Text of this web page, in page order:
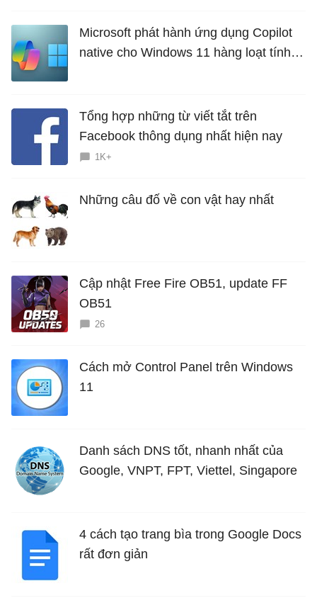
Microsoft phát hành ứng dụng Copilot
native cho Windows 11 hàng loạt tính
Tổng hợp những từ viết tắt trên
Facebook thông dụng nhất hiện nay
1K+
Những câu đố về con vật hay nhất
Cập nhật Free Fire OB51, update FF
OB51
26
Cách mở Control Panel trên Windows
11
Danh sách DNS tốt, nhanh nhất của
Google, VNPT, FPT, Viettel, Singapore
4 cách tạo trang bìa trong Google Docs
rất đơn giản